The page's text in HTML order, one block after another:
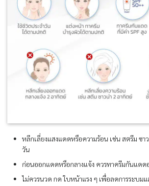
หลีกเลี่ยงแสงแดดหรือความร้อน เช่น สตรีม ซา
วัน
ก่อนออกแดดหรือกลางแจ้ง ควรทาครีมกันแดด
ไม่ควรนวด กด ใบหน้าแรง ๆ เพื่อลดการระบม